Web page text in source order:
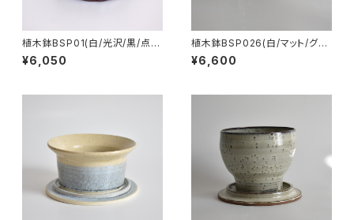
植木鉢BSP01(白/光沢/黒/点模
様/グレー/赤土)
¥6,050
植木鉢BSP026(白/マット/グレ
ー/ベージュ)
¥6,600